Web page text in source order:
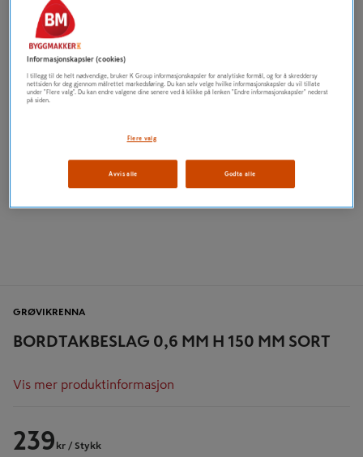
BORDTAKBESLAG 0,6 MM H 150 MM SORT
GRØVIKRENNA
Vis mer produktinformasjon
239 kr / Stykk
Informasjonskapsler (cookies)
I tillegg til de helt nødvendige, bruker K Group informasjonskapsler for analytiske formål, og for å skreddersy
nettsiden for deg gjennom målrettet markedsføring. Du kan selv velge hvilke informasjonskapsler du vil tillate
under "Flere valg". Du kan endre valgene dine senere ved å klikke på lenken "Endre informasjonskapsler" nederst
på siden.
Flere valg
Avvis alle Godta alle